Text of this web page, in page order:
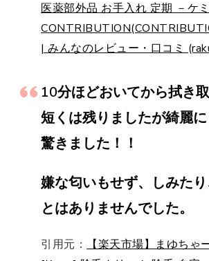
医薬部外品 お手入れ 定期 －ケ
| みんなのレビュー・口コミ
10分ほどおいてから拭き
短くは残りましたが綺麗
驚きました！！
嫌な匂いもせず、しみた
とはありませんでした。
引用元：
【楽天市場】まゆち